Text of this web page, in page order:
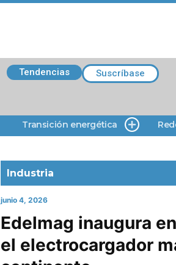
Tendencias Suscríbase
Transición energética
Industria
junio 4, 2026
Edelmag inaugura
el electrocargador